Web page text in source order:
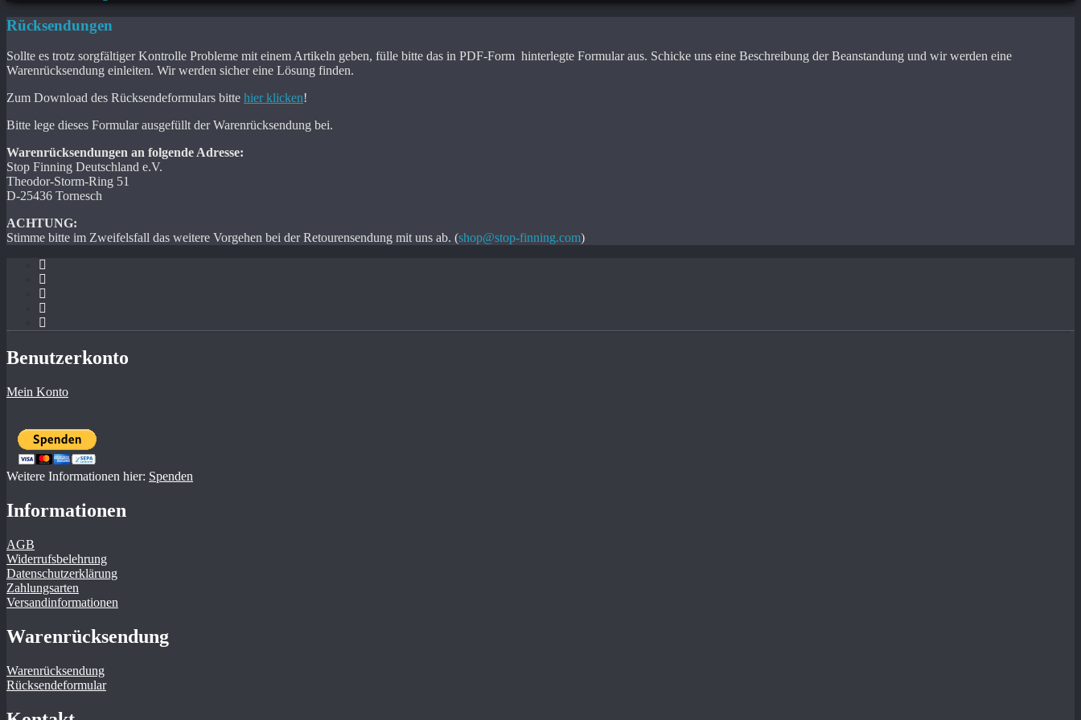
Rücksendungen
Sollte es trotz sorgfältiger Kontrolle Probleme mit einem Artikeln geben, fülle bitte das in PDF-Form hinterlegte Formular aus. Schicke uns eine Beschreibung der Beanstandung und wir werden eine
Warenrücksendung einleiten. Wir werden sicher eine Lösung finden.
Zum Download des Rücksendeformulars bitte hier klicken!
Bitte lege dieses Formular ausgefüllt der Warenrücksendung bei.
Warenrücksendungen an folgende Adresse:
Stop Finning Deutschland e.V.
Theodor-Storm-Ring 51
D-25436 Tornesch
ACHTUNG:
Stimme bitte im Zweifelsfall das weitere Vorgehen bei der Retourensendung mit uns ab. (shop@stop-finning.com)
Benutzerkonto
Mein Konto
Weitere Informationen hier: Spenden
Informationen
AGB
Widerrufsbelehrung
Datenschutzerklärung
Zahlungsarten
Versandinformationen
Warenrücksendung
Warenrücksendung
Rücksendeformular